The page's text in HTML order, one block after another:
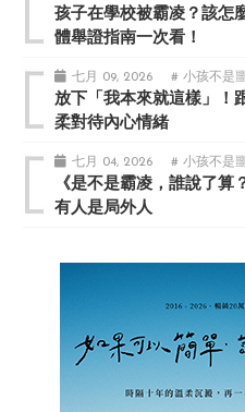
孩子在學校被霸凌？該怎
體舉證指南一次看！
七月 09, 2026 # 小孩不是
放下「我本來就這樣」！
柔對待內心情緒
七月 04, 2026 # 小孩不是
《是不是霸凌，誰說了
有人是局外人